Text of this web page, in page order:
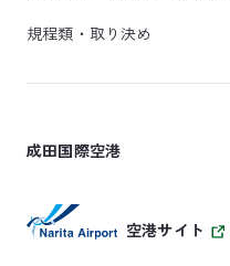
規程類・取り決め
成田国際空港
空港サイト